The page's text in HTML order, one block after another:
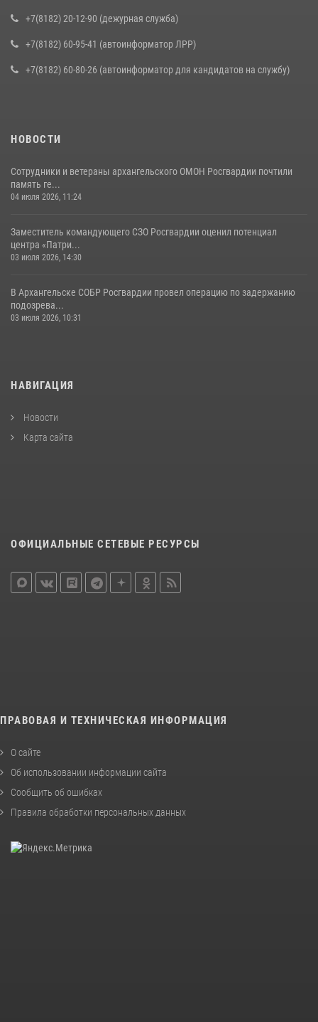
+7(8182) 20-12-90 (дежурная служба)
+7(8182) 60-95-41 (автоинформатор ЛРР)
+7(8182) 60-80-26 (автоинформатор для кандидатов на службу)
НОВОСТИ
Сотрудники и ветераны архангельского ОМОН Росгвардии почтили
память ге...
04 июля 2026, 11:24
Заместитель командующего СЗО Росгвардии оценил потенциал
центра «Патри...
03 июля 2026, 14:30
В Архангельске СОБР Росгвардии провел операцию по задержанию
подозрева...
03 июля 2026, 10:31
НАВИГАЦИЯ
Новости
Карта сайта
ОФИЦИАЛЬНЫЕ СЕТЕВЫЕ РЕСУРСЫ
ПРАВОВАЯ И ТЕХНИЧЕСКАЯ ИНФОРМАЦИЯ
О сайте
Об использовании информации сайта
Сообщить об ошибках
Правила обработки персональных данных